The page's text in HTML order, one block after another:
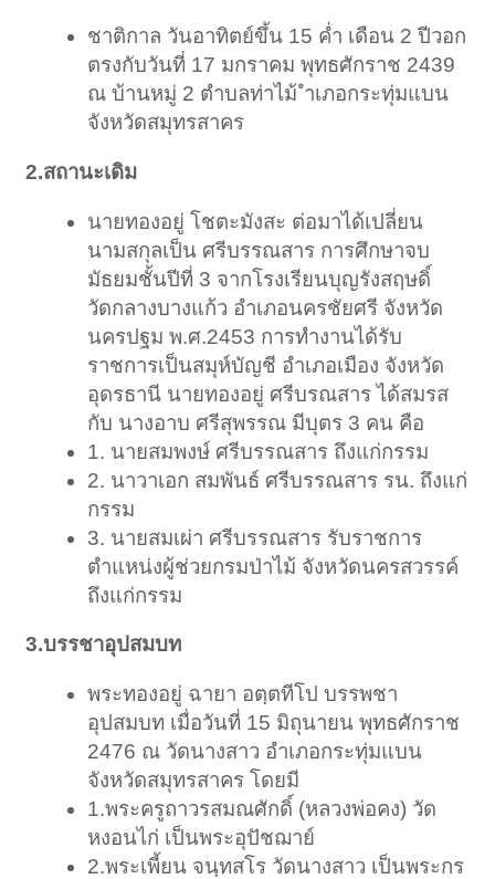
ชาติกาล วันอาทิตย์ขึ้น 15 ค่ำ เดือน 2 ปีวอก
ตรงกับวันที่ 17 มกราคม พุทธศักราช 2439
ณ บ้านหมู่ 2 ตำบลท่าไม้ ำเภอกระทุ่มแบน
จังหวัดสมุทรสาคร
2.สถานะเดิม
นายทองอยู่ โชตะมังสะ ต่อมาได้เปลี่ยน
นามสกุลเป็น ศรีบรรณสาร การศึกษาจบ
มัธยมชั้นปีที่ 3 จากโรงเรียนบุญรังสฤษดิ์
วัดกลางบางแก้ว อำเภอนครชัยศรี จังหวัด
นครปฐม พ.ศ.2453 การทำงานได้รับ
ราชการเป็นสมุห์บัญชี อำเภอเมือง จังหวัด
อุดรธานี นายทองอยู่ ศรีบรณสาร ได้สมรส
กับ นางอาบ ศรีสุพรรณ มีบุตร 3 คน คือ
1. นายสมพงษ์ ศรีบรรณสาร ถึงแก่กรรม
2. นาวาเอก สมพันธ์ ศรีบรรณสาร รน. ถึงแก่
กรรม
3. นายสมเผ่า ศรีบรรณสาร รับราชการ
ตำแหน่งผู้ช่วยกรมป่าไม้ จังหวัดนครสวรรค์
ถึงแก่กรรม
3.บรรชาอุปสมบท
พระทองอยู่ ฉายา อตฺตทีโป บรรพชา
อุปสมบท เมื่อวันที่ 15 มิถุนายน พุทธศักราช
2476 ณ วัดนางสาว อำเภอกระทุ่มแบน
จังหวัดสมุทรสาคร โดยมี
1.พระครูถาวรสมณศักดิ์ (หลวงพ่อคง) วัด
หงอนไก่ เป็นพระอุปัชฌาย์
2.พระเพี้ยน จนฺทสโร วัดนางสาว เป็นพระกร